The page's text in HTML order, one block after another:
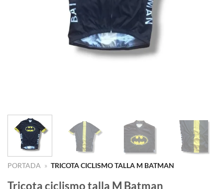
PORTADA » TRICOTA CICLISMO TALLA M BATMAN
Tricota ciclismo talla M Batman